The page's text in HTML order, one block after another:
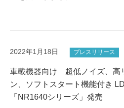
2022年1月18日 プレスリリース
車載機器向け 超低ノイズ、高
ン、ソフトスタート機能付き
「NR1640シリーズ」発売